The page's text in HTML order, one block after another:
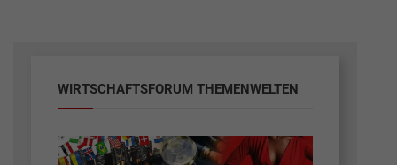
WIRTSCHAFTSFORUM THEMENWELTEN